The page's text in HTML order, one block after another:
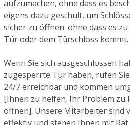
aufzumachen, ohne dass es
eigens dazu geschult, um
sicher zu öffnen, ohne dass es
Tür oder dem Türschloss kommt.
Wenn Sie sich ausgeschlossen
zugesperrte Tür haben, rufen
24/7 erreichbar und kommen
[Ihnen zu helfen, Ihr Problem zu
öffnen]. Unsere Mitarbeiter sind
effektiv und stehen Ihnen mit Rat